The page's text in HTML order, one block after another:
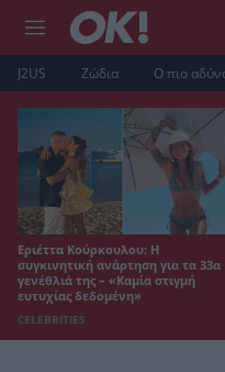
J2US Ζώδια Ο πιο
Εριέττα Κούρκουλου: Η
συγκινητική ανάρτηση για τα 33α
γενέθλιά της – «Καμία στιγμή
ευτυχίας δεδομένη»
CELEBRITIES